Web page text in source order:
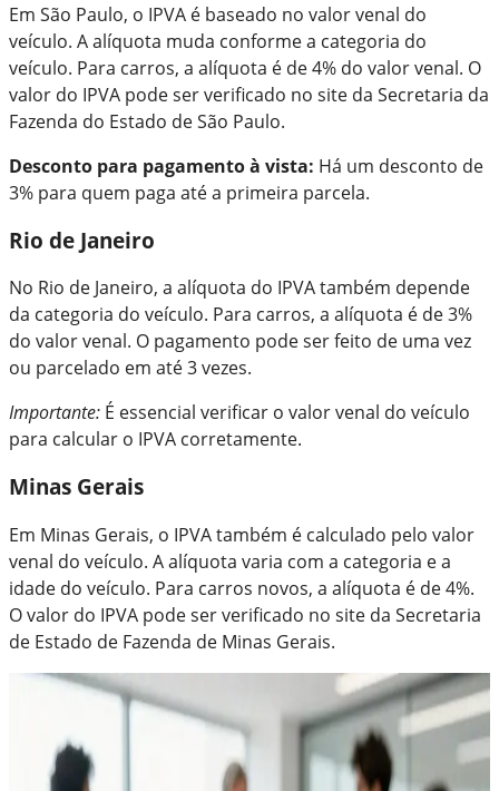
Em São Paulo, o IPVA é baseado no valor venal do
veículo. A alíquota muda conforme a categoria do
veículo. Para carros, a alíquota é de 4% do valor venal. O
valor do IPVA pode ser verificado no site da Secretaria da
Fazenda do Estado de São Paulo.
Desconto para pagamento à vista: Há um desconto de
3% para quem paga até a primeira parcela.
Rio de Janeiro
No Rio de Janeiro, a alíquota do IPVA também depende
da categoria do veículo. Para carros, a alíquota é de 3%
do valor venal. O pagamento pode ser feito de uma vez
ou parcelado em até 3 vezes.
Importante: É essencial verificar o valor venal do veículo
para calcular o IPVA corretamente.
Minas Gerais
Em Minas Gerais, o IPVA também é calculado pelo valor
venal do veículo. A alíquota varia com a categoria e a
idade do veículo. Para carros novos, a alíquota é de 4%.
O valor do IPVA pode ser verificado no site da Secretaria
de Estado de Fazenda de Minas Gerais.